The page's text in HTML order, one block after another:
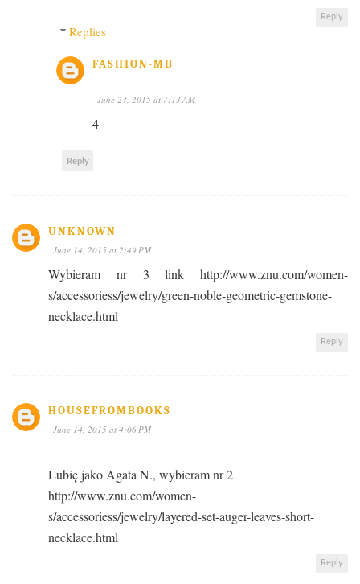
Reply
Replies
FASHION-MB
June 24, 2015 at 7:13 AM
4
Reply
UNKNOWN
June 14, 2015 at 2:49 PM
Wybieram nr 3 link http://www.znu.com/women-
s/accessoriess/jewelry/green-noble-geometric-gemstone-
necklace.html
Reply
HOUSEFROMBOOKS
June 14, 2015 at 4:06 PM
Lubię jako Agata N., wybieram nr 2
http://www.znu.com/women-
s/accessoriess/jewelry/layered-set-auger-leaves-short-
necklace.html
Reply